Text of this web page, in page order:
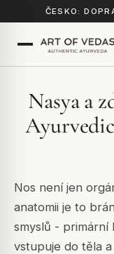
ČESKO:
Nasya a
Nos není jen
anatomii je to
smyslů - primární
vstupuje do těla